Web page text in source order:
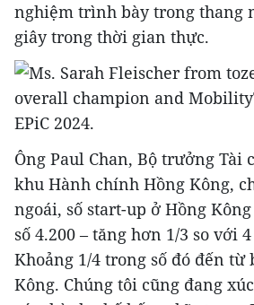
nghiệm trình bày trong thang
giây trong thời gian thực.
Ông Paul Chan, Bộ trưởng Tài
khu Hành chính Hồng Kông,
ngoái, số start-up ở Hồng
số 4.200 – tăng hơn 1/3 so với
Khoảng 1/4 trong số đó đến từ
Kông. Chúng tôi cũng đang